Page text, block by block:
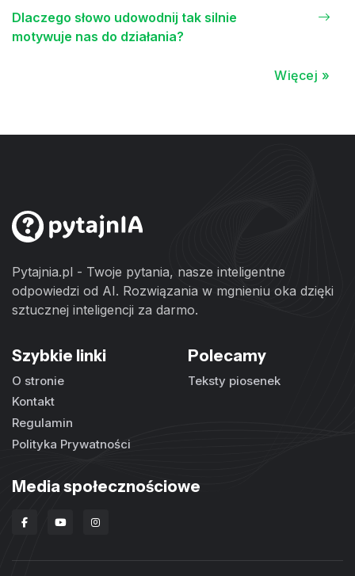
Dlaczego słowo udowodnij tak silnie
motywuje nas do działania?
Więcej »
Pytajnia.pl - Twoje pytania, nasze inteligentne
odpowiedzi od AI. Rozwiązania w mgnieniu oka dzięki
sztucznej inteligencji za darmo.
Szybkie linki
O stronie
Kontakt
Regulamin
Polityka Prywatności
Polecamy
Teksty piosenek
Media społecznościowe